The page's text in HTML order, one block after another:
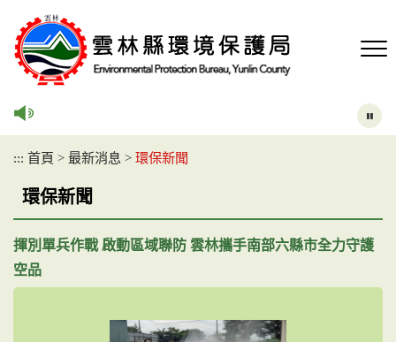
::: 首頁 > 最新消息 > 環保新聞
環保新聞
揮別單兵作戰 啟動區域聯防 雲林攜手南部六縣市全力守護
空品